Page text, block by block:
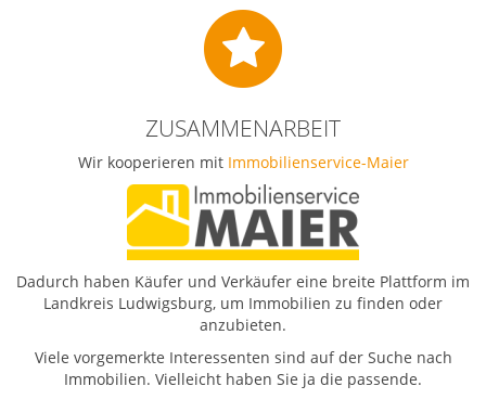
Zusammenarbeit
ZUSAMMENARBEIT
Wir kooperieren mit Immobilienservice-Maier
Dadurch haben Käufer und Verkäufer eine breite Plattform im
Landkreis Ludwigsburg, um Immobilien zu finden oder
anzubieten.
Viele vorgemerkte Interessenten sind auf der Suche nach
Immobilien. Vielleicht haben Sie ja die passende.